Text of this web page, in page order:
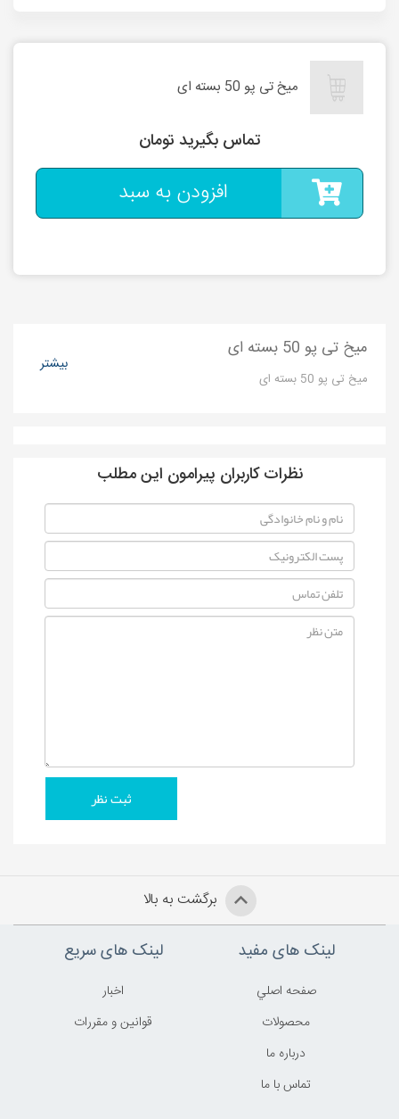
میخ تی پو 50 بسته ای
تماس بگیرید تومان
افزودن به سبد
میخ تی پو 50 بسته ای
میخ تی پو 50 بسته ای
بیشتر
نظرات کاربران پیرامون این مطلب
برگشت به بالا
لینک های مفید
صفحه اصلي
محصولات
درباره ما
تماس با ما
لینک های سریع
اخبار
قوانين و مقررات